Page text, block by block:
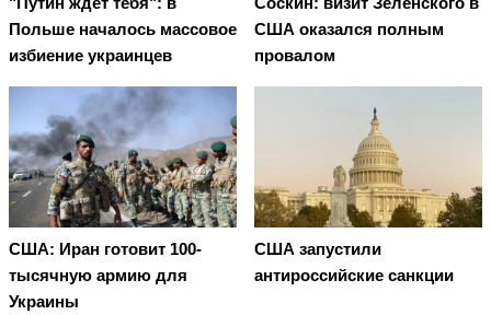
Польше началось массовое
избиение украинцев
США оказался полным
провалом
США: Иран готовит 100-
тысячную армию для
Украины
США запустили
антироссийские санкции